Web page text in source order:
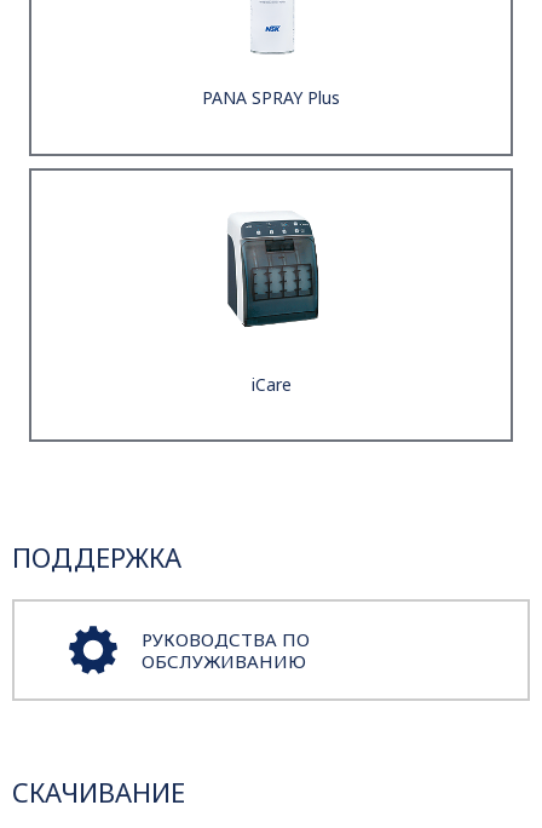
PANA SPRAY Plus
iCare
ПОДДЕРЖКА
РУКОВОДСТВА ПО
ОБСЛУЖИВАНИЮ
СКАЧИВАНИЕ